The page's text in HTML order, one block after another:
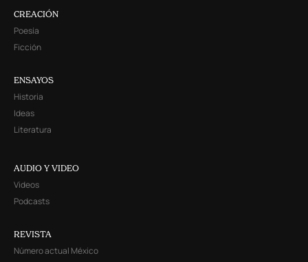
CREACIÓN
Poesía
Ficción
ENSAYOS
Historia
Ideas
Literatura
AUDIO Y VIDEO
Videos
Podcasts
REVISTA
Número actual México